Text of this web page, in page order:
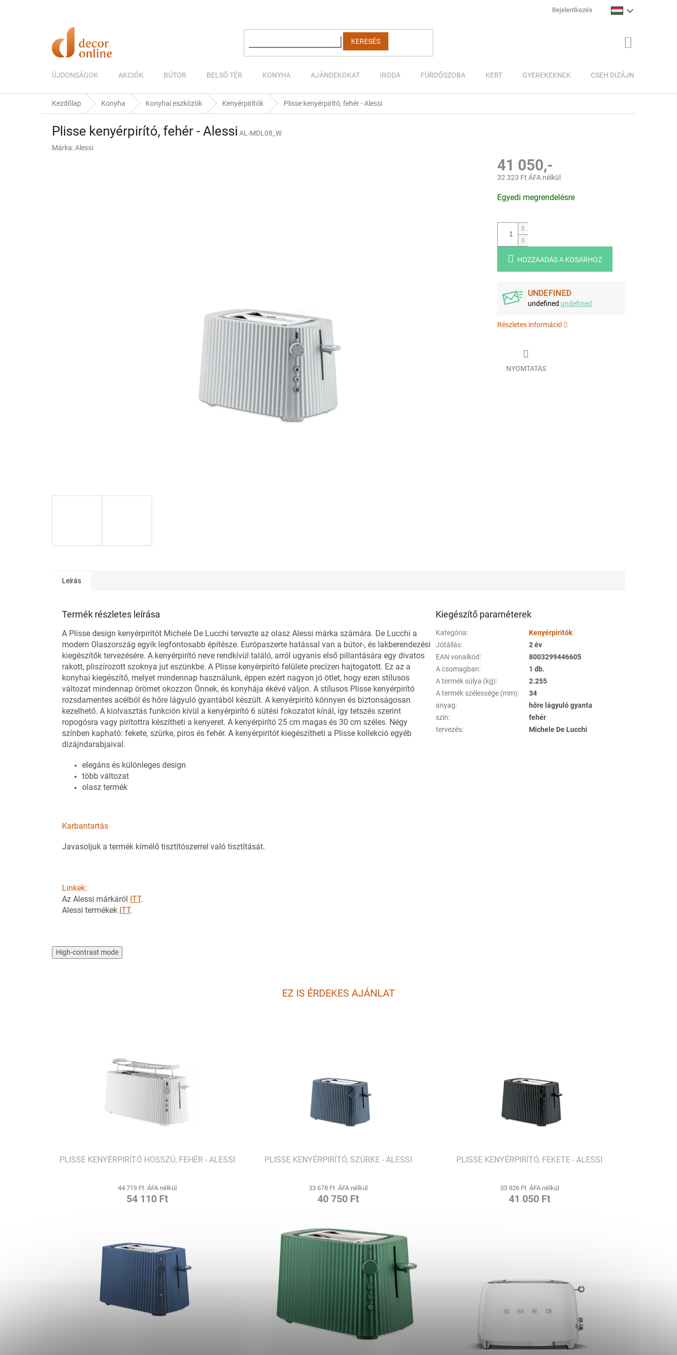
Bejelentkezés
KERESÉS
ÚJDONSÁGOK AKCIÓK BÚTOR BELSŐ TÉR KONYHA AJÁNDÉKOKAT IRODA FÜRDŐSZOBA KERT GYEREKEKNEK CSEH DIZÁJN
Kezdőlap Konyha Konyhai eszközök Kenyérpirítók Plisse kenyérpirító, fehér - Alessi
Plisse kenyérpirító, fehér - Alessi AL-MDL08_W
Márka:Alessi
41 050,-
32 323 Ft ÁFA nélkül
Egyedi megrendelésre
HOZZÁADÁS A KOSÁRHOZ
UNDEFINED
undefined undefined
Részletes információ
NYOMTATÁS
Leírás
Termék részletes leírása
A Plisse design kenyérpirítót Michele De Lucchi tervezte az olasz Alessi márka számára. De Lucchi a
modern Olaszország egyik legfontosabb építésze. Európaszerte hatással van a bútor-, és lakberendezési
kiegészítők tervezésére. A kenyérpirító neve rendkívül találó, arról ugyanis első pillantására egy divatos
rakott, pliszírozott szoknya jut eszünkbe. A Plisse kenyérpirító felülete precízen hajtogatott. Ez az a
konyhai kiegészítő, melyet mindennap használunk, éppen ezért nagyon jó ötlet, hogy ezen stílusos
változat mindennap örömet okozzon Önnek, és konyhája ékévé váljon. A stílusos Plisse kenyérpirító
rozsdamentes acélból és hőre lágyuló gyantából készült. A kenyérpirító könnyen és biztonságosan
kezelhető. A kiolvasztás funkción kívül a kenyérpirító 6 sütési fokozatot kínál, így tetszés szerint
ropogósra vagy pirítottra készítheti a kenyeret. A kenyérpirító 25 cm magas és 30 cm széles. Négy
színben kapható: fekete, szürke, piros és fehér. A kenyérpirítót kiegészítheti a Plisse kollekció egyéb
dizájndarabjaival.
elegáns és különleges design
több változat
olasz termék
Karbantartás
Javasoljuk a termék kímélő tisztítószerrel való tisztítását.
Linkek:
Az Alessi márkáról
ITT.
Alessi termékek ITT.
Kiegészítő paraméterek
Kategória:
Kenyérpirítók
Jótállás:
2 év
EAN vonalkód:
8003299446605
A csomagban:
1 db.
A termék súlya (kg):
2.255
A termék szélessége (mm):
34
anyag:
hőre lágyuló gyanta
szín:
fehér
tervezés: Michele De Lucchi
High-contrast mode
EZ IS ÉRDEKES AJÁNLAT
PLISSE KENYÉRPIRÍTÓ HOSSZÚ, FEHÉR - ALESSI
44 719 Ft ÁFA nélkül
54 110 Ft
PLISSE KENYÉRPIRÍTÓ, SZÜRKE - ALESSI
33 678 Ft ÁFA nélkül
40 750 Ft
PLISSE KENYÉRPIRÍTÓ, FEKETE - ALESSI
33 926 Ft ÁFA nélkül
41 050 Ft